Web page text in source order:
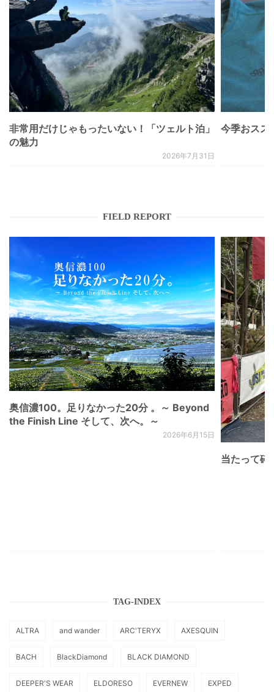
非常用だけじゃもったいない！「ツェルト泊」
の魅力
2026年7月31日
今季おスス
FIELD REPORT
奥信濃100。足りなかった20分 。～ Beyond
the Finish Line そして、次へ。～
2026年6月15日
当たって砕
TAG-INDEX
ALTRA and wander ARC'TERYX AXESQUIN
BACH BlackDiamond BLACK DIAMOND
DEEPER'S WEAR ELDORESO EVERNEW EXPED